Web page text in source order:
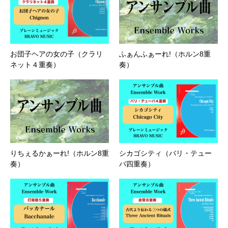
お団子ヘアの女の子（クラリ
ネット４重奏）
ふぁんふぁーれ!（ホルン8重
奏）
りちぇるかぁーれ!（ホルン8重
奏）
シカゴシティ（バリ・テュー
バ四重奏）